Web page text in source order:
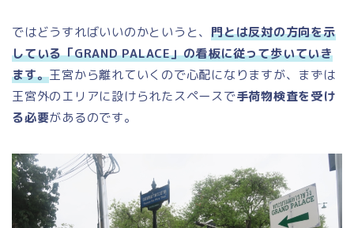
ではどうすればいいのかというと、門とは反対の方向を示
している「GRAND PALACE」の看板に従って歩いていき
ます。王宮から離れていくので心配になりますが、まずは
王宮外のエリアに設けられたスペースで手荷物検査を受け
る必要があるのです。